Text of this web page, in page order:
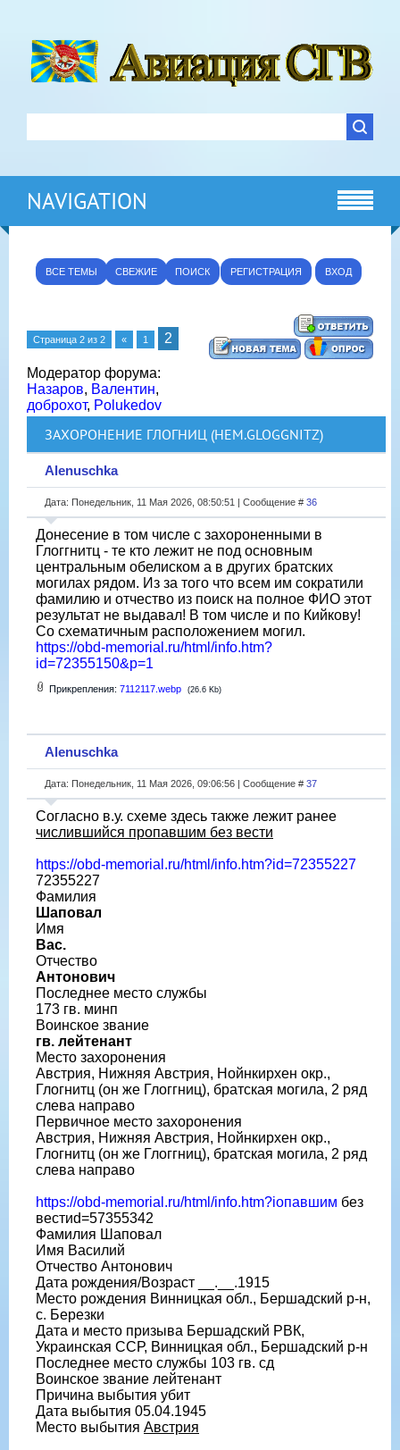
NAVIGATION
ВСЕ ТЕМЫ СВЕЖИЕ ПОИСК РЕГИСТРАЦИЯ ВХОД
Страница 2 из 2 « 1 2
Модератор форума:
Назаров, Валентин,
доброхот, Polukedov
ЗАХОРОНЕНИЕ ГЛОГНИЦ (НЕМ.GLOGGNITZ)
Alenuschka
Дата: Понедельник, 11 Мая 2026, 08:50:51 | Сообщение # 36
Донесение в том числе с захороненными в
Глоггнитц - те кто лежит не под основным
центральным обелиском а в других братских
могилах рядом. Из за того что всем им сократили
фамилию и отчество из поиск на полное ФИО этот
результат не выдавал! В том числе и по Кийкову!
Со схематичным расположением могил.
https://obd-memorial.ru/html/info.htm?
id=72355150&p=1
Прикрепления: 7112117.webp (26.6 Kb)
Alenuschka
Дата: Понедельник, 11 Мая 2026, 09:06:56 | Сообщение # 37
Согласно в.у. схеме здесь также лежит ранее
числившийся пропавшим без вести
https://obd-memorial.ru/html/info.htm?id=72355227
72355227
Фамилия
Шаповал
Имя
Вас.
Отчество
Антонович
Последнее место службы
173 гв. минп
Воинское звание
гв. лейтенант
Место захоронения
Австрия, Нижняя Австрия, Нойнкирхен окр.,
Глогнитц (он же Глоггниц), братская могила, 2 ряд
слева направо
Первичное место захоронения
Австрия, Нижняя Австрия, Нойнкирхен окр.,
Глогнитц (он же Глоггниц), братская могила, 2 ряд
слева направо
https://obd-memorial.ru/html/info.htm?iопавшим без
вестиd=57355342
Фамилия Шаповал
Имя Василий
Отчество Антонович
Дата рождения/Возраст __.__.1915
Место рождения Винницкая обл., Бершадский р-н,
с. Березки
Дата и место призыва Бершадский РВК,
Украинская ССР, Винницкая обл., Бершадский р-н
Последнее место службы 103 гв. сд
Воинское звание лейтенант
Причина выбытия убит
Дата выбытия 05.04.1945
Место выбытия Австрия